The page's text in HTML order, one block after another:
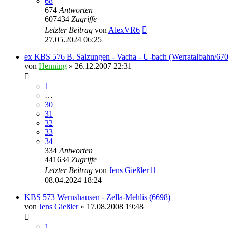
674 Antworten
607434 Zugriffe
Letzter Beitrag von AlexVR6
27.05.2024 06:25
ex KBS 576 B. Salzungen - Vacha - U-bach (Werratalbahn/
von Henning » 26.12.2007 22:31
1
…
30
31
32
33
34
334 Antworten
441634 Zugriffe
Letzter Beitrag von Jens Gießler
08.04.2024 18:24
KBS 573 Wernshausen - Zella-Mehlis (6698)
von Jens Gießler» 17.08.2008 19:48